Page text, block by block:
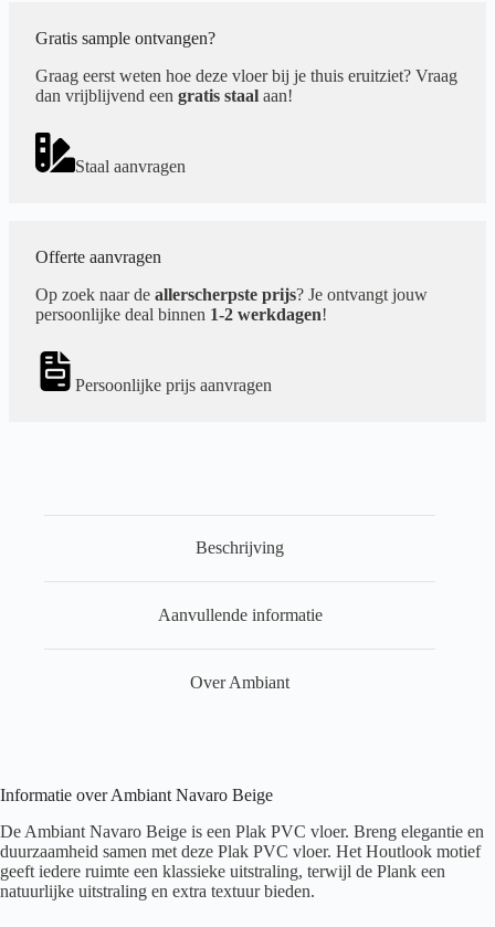
Gratis sample ontvangen?
Graag eerst weten hoe deze vloer bij je thuis eruitziet? Vraag
dan vrijblijvend een gratis staal aan!
Staal aanvragen
Offerte aanvragen
Op zoek naar de allerscherpste prijs? Je ontvangt jouw
persoonlijke deal binnen 1-2 werkdagen!
Persoonlijke prijs aanvragen
Beschrijving
Aanvullende informatie
Over Ambiant
Informatie over Ambiant Navaro Beige
De Ambiant Navaro Beige is een Plak PVC vloer. Breng elegantie en
duurzaamheid samen met deze Plak PVC vloer. Het Houtlook motief
geeft iedere ruimte een klassieke uitstraling, terwijl de Plank een
natuurlijke uitstraling en extra textuur bieden.